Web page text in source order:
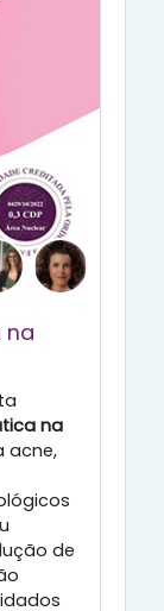
na
na
acne,
de